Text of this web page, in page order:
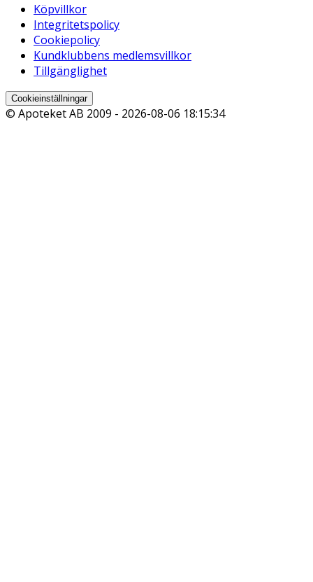
Köpvillkor
Integritetspolicy
Cookiepolicy
Kundklubbens medlemsvillkor
Tillgänglighet
Cookieinställningar
© Apoteket AB 2009 - 2026-08-06 18:15:34